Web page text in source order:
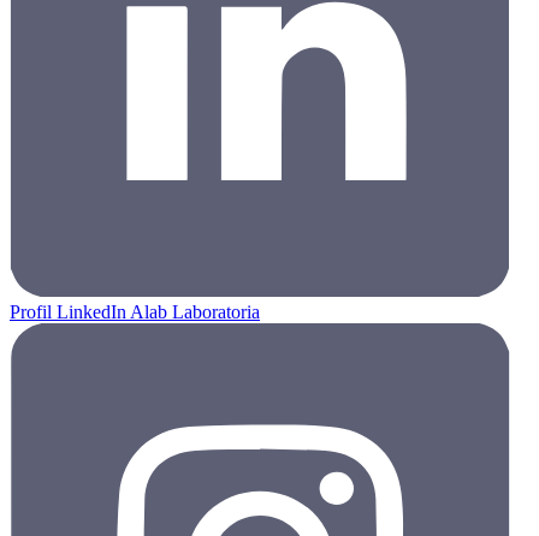
Profil LinkedIn Alab Laboratoria